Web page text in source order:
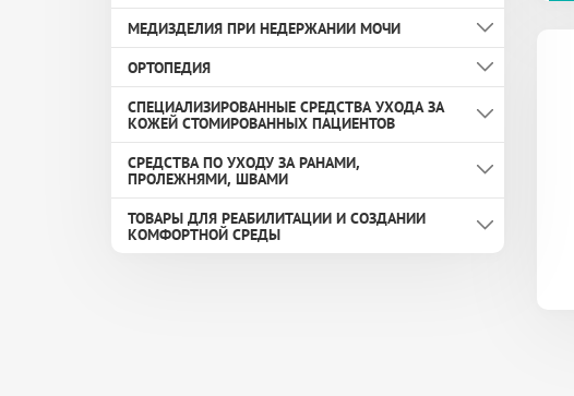
Средства гигиены
Средства для ухода
МЕДИЗДЕЛИЯ ПРИ НЕДЕРЖАНИИ МОЧИ
Катетеры
Мочеприемники
Набор для самокатеризации
Уропрезерватив
ОРТОПЕДИЯ
Корректоры стопы
Подпяточники
Стельки
СПЕЦИАЛИЗИРОВАННЫЕ СРЕДСТВА УХОДА ЗА
КОЖЕЙ СТОМИРОВАННЫХ ПАЦИЕНТОВ
Защитная плёнка
Колопласт
Очиститель
СРЕДСТВА ПО УХОДУ ЗА РАНАМИ,
ПРОЛЕЖНЯМИ, ШВАМИ
Лейкопластыри
ТОВАРЫ ДЛЯ РЕАБИЛИТАЦИИ И СОЗДАНИИ
КОМФОРТНОЙ СРЕДЫ